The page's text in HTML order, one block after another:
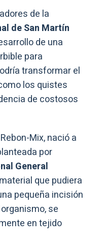
de la
de San Martín
de una
para
transformar el
los quistes
de costosos
Mix, nació a
por
General
que pudiera
pequeña incisión
se
en tejido